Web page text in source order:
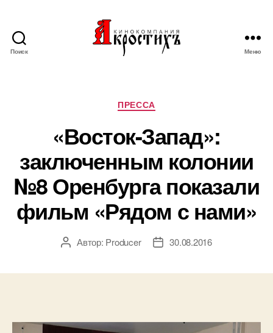
Поиск Меню
Рубрики
ПРЕССА
«Восток-Запад»:
заключенным колонии
№8 Оренбурга показали
фильм «Рядом с нами»
АвторАвтор: Producer
Дата30.08.2016